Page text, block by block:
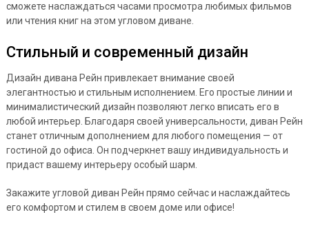
сможете наслаждаться часами просмотра любимых фильмов
или чтения книг на этом угловом диване.
Стильный и современный дизайн
Дизайн дивана Рейн привлекает внимание своей
элегантностью и стильным исполнением. Его простые линии и
минималистический дизайн позволяют легко вписать его в
любой интерьер. Благодаря своей универсальности, диван Рейн
станет отличным дополнением для любого помещения — от
гостиной до офиса. Он подчеркнет вашу индивидуальность и
придаст вашему интерьеру особый шарм.
Закажите угловой диван Рейн прямо сейчас и наслаждайтесь
его комфортом и стилем в своем доме или офисе!